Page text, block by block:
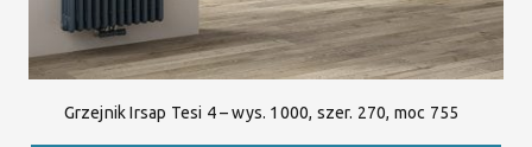
Grzejnik Irsap Tesi 4 – wys. 1000, szer. 270, moc 755